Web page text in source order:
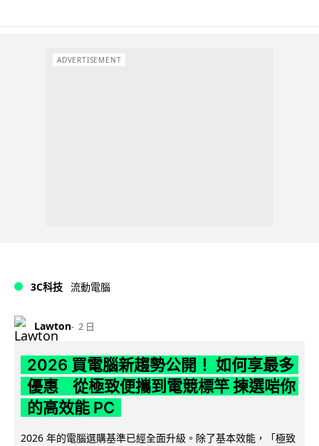
ADVERTISEMENT
3C科技 流動電腦
Lawton 2 日
2026 買電腦新趨勢公開！ 如何享最多
優惠 從極致便攜到電競標竿 揀選啱你
的高效能 PC
2026 年的電腦選購基準已經全面升級。除了基本效能，「極致